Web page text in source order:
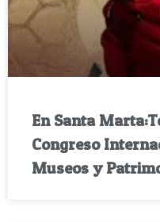
En Santa
Congreso
Museos y